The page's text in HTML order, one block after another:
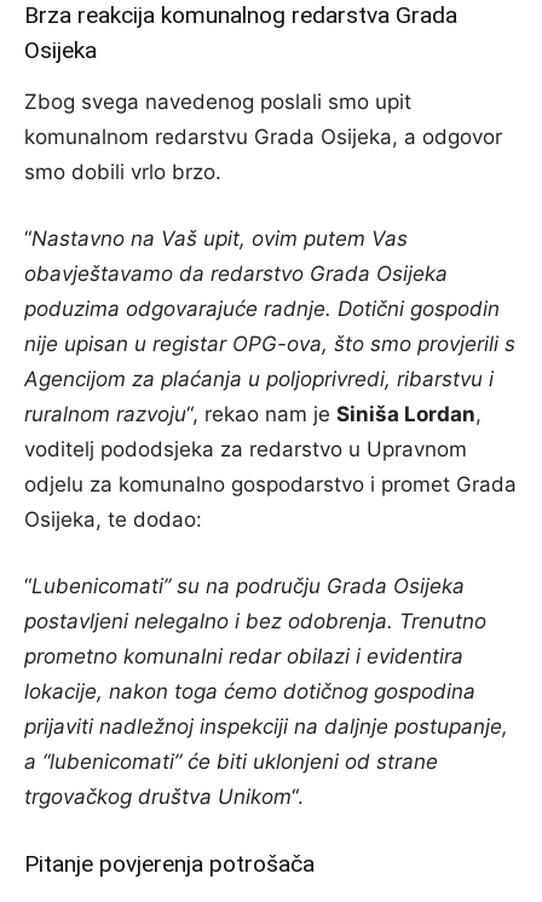
Brza reakcija komunalnog redarstva Grada
Osijeka
Zbog svega navedenog poslali smo upit
komunalnom redarstvu Grada Osijeka, a odgovor
smo dobili vrlo brzo.
“Nastavno na Vaš upit, ovim putem Vas
obavještavamo da redarstvo Grada Osijeka
poduzima odgovarajuće radnje. Dotični gospodin
nije upisan u registar OPG-ova, što smo provjerili s
Agencijom za plaćanja u poljoprivredi, ribarstvu i
ruralnom razvoju“, rekao nam je Siniša Lordan,
voditelj pododsjeka za redarstvo u Upravnom
odjelu za komunalno gospodarstvo i promet Grada
Osijeka, te dodao:
“Lubenicomati” su na području Grada Osijeka
postavljeni nelegalno i bez odobrenja. Trenutno
prometno komunalni redar obilazi i evidentira
lokacije, nakon toga ćemo dotičnog gospodina
prijaviti nadležnoj inspekciji na daljnje postupanje,
a “lubenicomati” će biti uklonjeni od strane
trgovačkog društva Unikom“.
Pitanje povjerenja potrošača